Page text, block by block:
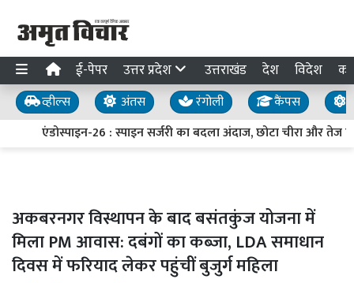
ई-पेपर उत्तर प्रदेश उत्तराखंड देश विदेश
व्हील्स अंतस रंगोली कैंपस
एंडोस्पाइन-26 : स्पाइन सर्जरी का बदला अंदाज, छोटा चीरा और तेज
अकबरनगर विस्थापन के बाद बसंतकुंज योजना में
मिला PM आवास: दबंगों का कब्जा, LDA समाधान
दिवस में फरियाद लेकर पहुंचीं बुजुर्ग महिला